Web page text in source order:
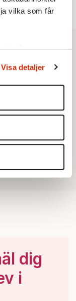
vilka som får
när som
innehållet
Vi
och annan
och
med.
Visa detaljer
dig
i